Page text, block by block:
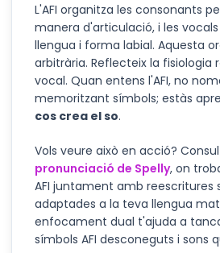
L'AFI organitza les consonants
manera d'articulació, i les
llengua i forma labial. Aquesta
arbitrària. Reflecteix la fisiologia
vocal. Quan entens l'AFI, no
memoritzant símbols; estàs
cos crea el so.
Vols veure això en acció?
pronunciació de Spelly, on
AFI juntament amb reescritures
adaptades a la teva llengua
enfocament dual t'ajuda a
símbols AFI desconeguts i sons